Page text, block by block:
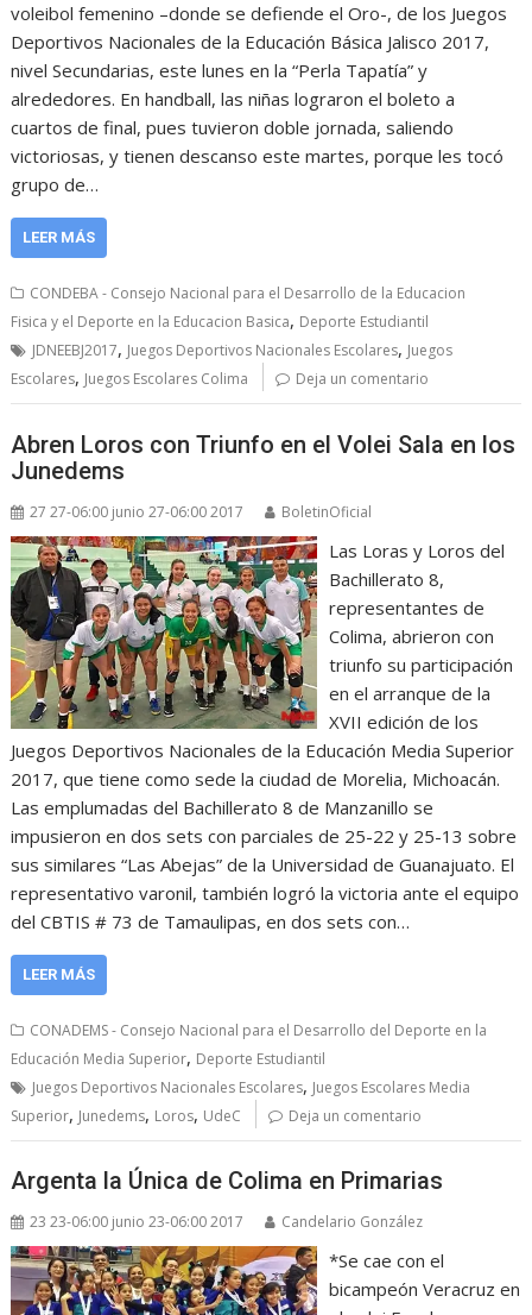
voleibol femenino –donde se defiende el Oro-, de los Juegos
Deportivos Nacionales de la Educación Básica Jalisco 2017,
nivel Secundarias, este lunes en la “Perla Tapatía” y
alrededores. En handball, las niñas lograron el boleto a
cuartos de final, pues tuvieron doble jornada, saliendo
victoriosas, y tienen descanso este martes, porque les tocó
grupo de…
LEER MÁS
CONDEBA - Consejo Nacional para el Desarrollo de la Educacion
Fisica y el Deporte en la Educacion Basica, Deporte Estudiantil
JDNEEBJ2017, Juegos Deportivos Nacionales Escolares, Juegos
Escolares, Juegos Escolares Colima Deja un comentario
Abren Loros con Triunfo en el Volei Sala en los
Junedems
27 27-06:00 junio 27-06:00 2017 BoletinOficial
Las Loras y Loros del
Bachillerato 8,
representantes de
Colima, abrieron con
triunfo su participación
en el arranque de la
XVII edición de los
Juegos Deportivos Nacionales de la Educación Media Superior
2017, que tiene como sede la ciudad de Morelia, Michoacán.
Las emplumadas del Bachillerato 8 de Manzanillo se
impusieron en dos sets con parciales de 25-22 y 25-13 sobre
sus similares “Las Abejas” de la Universidad de Guanajuato. El
representativo varonil, también logró la victoria ante el equipo
del CBTIS # 73 de Tamaulipas, en dos sets con…
LEER MÁS
CONADEMS - Consejo Nacional para el Desarrollo del Deporte en la
Educación Media Superior, Deporte Estudiantil
Juegos Deportivos Nacionales Escolares, Juegos Escolares Media
Superior, Junedems, Loros, UdeC Deja un comentario
Argenta la Única de Colima en Primarias
23 23-06:00 junio 23-06:00 2017 Candelario González
*Se cae con el
bicampeón Veracruz en